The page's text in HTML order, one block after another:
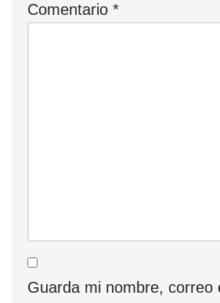
Comentario *
Guarda mi nombre, correo